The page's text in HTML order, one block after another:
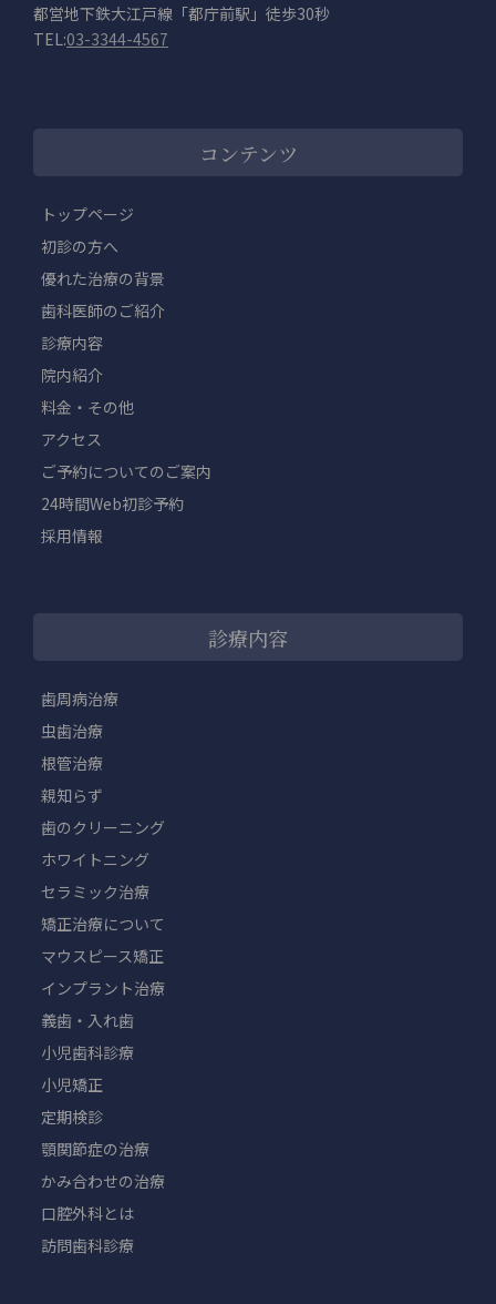
都営地下鉄大江戸線「都庁前駅」徒歩30秒
TEL:03-3344-4567
コンテンツ
トップページ
初診の方へ
優れた治療の背景
歯科医師のご紹介
診療内容
院内紹介
料金・その他
アクセス
ご予約についてのご案内
24時間Web初診予約
採用情報
診療内容
歯周病治療
虫歯治療
根管治療
親知らず
歯のクリーニング
ホワイトニング
セラミック治療
矯正治療について
マウスピース矯正
インプラント治療
義歯・入れ歯
小児歯科診療
小児矯正
定期検診
顎関節症の治療
かみ合わせの治療
口腔外科とは
訪問歯科診療